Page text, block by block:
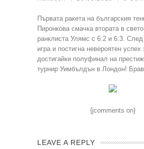
Първата ракета на българския
Пиронкова смачка втората в
ранклиста Улямс с 6:2 и 6:3.
игра и постигна невероятен успех
достигайки полуфинал на
турнир Уимбълдън в Лондон!
{jcomments on}
LEAVE A REPLY